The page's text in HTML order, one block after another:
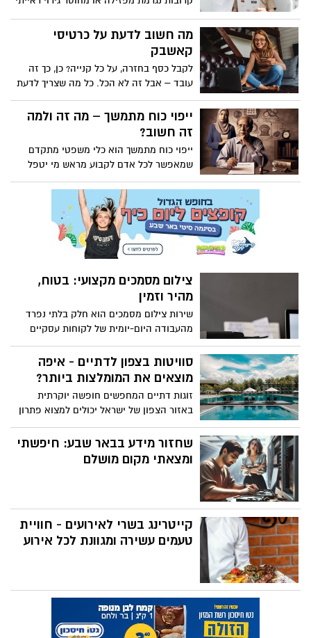
מה חשוב לדעת על כרטיסי
קאשבק
לקבל כסף בחזרה, על כל קנייה? כן, כך זה
עובד – אבל זה לא הכל. כל מה שצריך לדעת
על כרטיסי האשראי שנותנים בחזרה
ייפוי כוח מתמשך – מה זה ולמה
זה חשוב?
ייפוי כוח מתמשך הוא כלי משפטי מתקדם
שמאפשר לכל אדם לקבוע מראש מי יטפל
בענייניו האישיים, הרפואיים והכלכליים,
במקרה שבו יאבד את היכולת לקבל החלטות
בעצמו. הכלי הזה מאפשר לאדם לתכנן את
עתידו בצורה מושכלת, במקום להשאיר את
ההחלטות בידי אחרים או בידי בית המשפט.
צילום מסמכים מקצועי: בטוח,
מהיר וזמין
שירות צילום מסמכים הוא חלק בלתי נפרד
מהעבודה היום-יומית של לקוחות עסקיים
ופרטיים כאחד. החל ממסמכים משפטיים ועד
לתיעוד עסקי, הצורך בצילום מדויק ואיכותי
של מסמכים חשובים אינו מתפשר. שירות זה
על עותקים גיבוי, להעביר מסמכים במייל או
לארכיון, ולשמור על המידע בצורה נגישה
ובטוחה.
סוויטות בצפון לדתיים - איפה
מוצאים את המומלצות ביותר?
זוגות דתיים המחפשים חופשה יוקרתית
באזור הצפון של ישראל יכולים למצוא פתרון
מושלם בסוויטות פרטיות המותאמות לצרכים
שלהם. סוויטות אלו מציעות שילוב נדיר של
פרטיות מוחלטת, נופים מרהיבים, ושמירה על
עקרונות הצניעות, מה שהופך אותן
שחזור מידע בבאר שבע: חיפשתי
ומצאתי מקום מושלם
קייטרינג בשרי לאירועים - חוויית
טעמים עשירה ומגוונת לכל אירוע